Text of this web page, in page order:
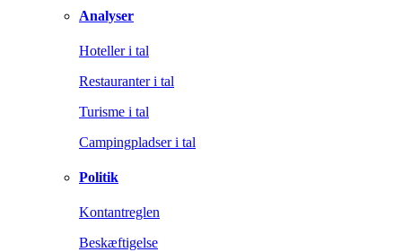
Analyser
Hoteller i tal
Restauranter i tal
Turisme i tal
Campingpladser i tal
Politik
Kontantreglen
Beskæftigelse